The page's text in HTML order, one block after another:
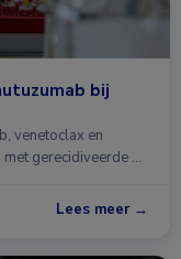
bij
venetoclax en
gerecidiveerde …
Lees meer →